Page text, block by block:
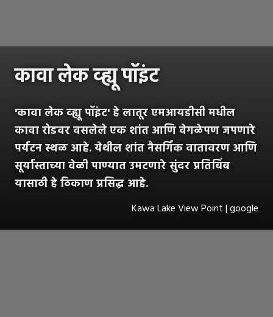
कावा लेक व्ह्यू पॉइंट
'कावा लेक व्ह्यू पॉइंट' हे लातूर एमआयडीसी मधील
कावा रोडवर वसलेले एक शांत आणि वेगळेपण जपणारे
पर्यटन स्थळ आहे. येथील शांत नैसर्गिक वातावरण आणि
सूर्यास्ताच्या वेळी पाण्यात उमटणारे सुंदर प्रतिबिंब
यासाठी हे ठिकाण प्रसिद्ध आहे.
Kawa Lake View Point | google